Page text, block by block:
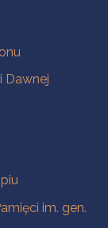
Dawnej
im. gen.